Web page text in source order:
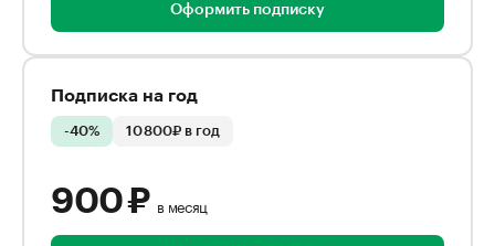
Оформить подписку
Подписка на год
-40% 10 800₽ в год
900 ₽ в месяц